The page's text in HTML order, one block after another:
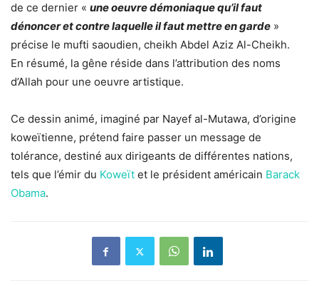
de ce dernier « une oeuvre démoniaque qu’il faut
dénoncer et contre laquelle il faut mettre en garde »
précise le mufti saoudien, cheikh Abdel Aziz Al-Cheikh.
En résumé, la gêne réside dans l’attribution des noms
d’Allah pour une oeuvre artistique.
Ce dessin animé, imaginé par Nayef al-Mutawa, d’origine
koweïtienne, prétend faire passer un message de
tolérance, destiné aux dirigeants de différentes nations,
tels que l’émir du Koweït et le président américain Barack
Obama.